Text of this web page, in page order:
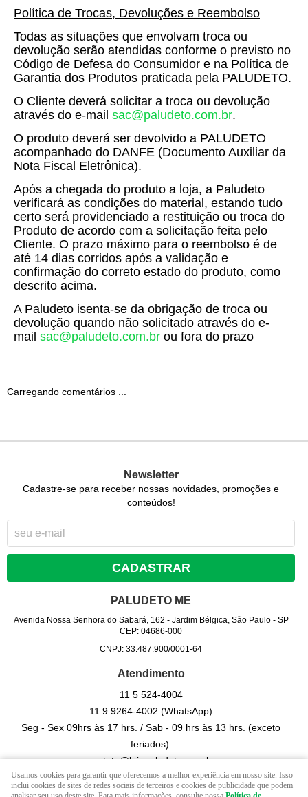
Política de Trocas, Devoluções e Reembolso
Todas as situações que envolvam troca ou
devolução serão atendidas conforme o previsto no
Código de Defesa do Consumidor e na Política de
Garantia dos Produtos praticada pela PALUDETO.
O Cliente deverá solicitar a troca ou devolução
através do e-mail sac@paludeto.com.br.
O produto deverá ser devolvido a PALUDETO
acompanhado do DANFE (Documento Auxiliar da
Nota Fiscal Eletrônica).
Após a chegada do produto a loja, a Paludeto
verificará as condições do material, estando tudo
certo será providenciado a restituição ou troca do
Produto de acordo com a solicitação feita pelo
Cliente. O prazo máximo para o reembolso é de
até 14 dias corridos após a validação e
confirmação do correto estado do produto, como
descrito acima.
A Paludeto isenta-se da obrigação de troca ou
devolução quando não solicitado através do e-
mail sac@paludeto.com.br ou fora do prazo
Carregando comentários ...
Newsletter
Cadastre-se para receber nossas novidades, promoções e
conteúdos!
CADASTRAR
PALUDETO ME
Avenida Nossa Senhora do Sabará, 162 - Jardim Bélgica, São Paulo- SP
CEP: 04686-000
CNPJ: 33.487.900/0001-64
Atendimento
11 5524-4004
11 9 9264-4002(WhatsApp)
Seg - Sex 09hrs às 17 hrs. / Sab - 09 hrs às 13 hrs. (exceto
feriados).
contato@lojapaludeto.com.br
Usamos cookies para garantir que oferecemos a melhor experiência em nosso site. Isso
inclui cookies de sites de redes sociais de terceiros e cookies de publicidade que podem